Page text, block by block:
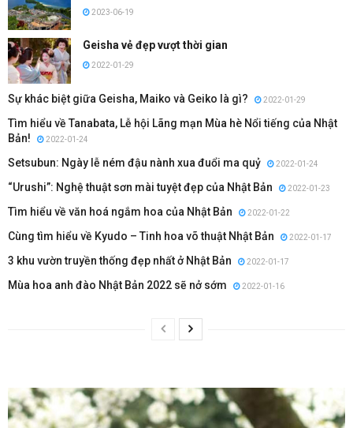
2023-06-19
Geisha vẻ đẹp vượt thời gian
2022-01-29
Sự khác biệt giữa Geisha, Maiko và Geiko là gì? 2022-01-29
Tìm hiểu về Tanabata, Lễ hội Lãng mạn Mùa hè Nổi tiếng của Nhật
Bản!
2022-01-24
Setsubun: Ngày lễ ném đậu nành xua đuổi ma quỷ 2022-01-24
“Urushi”: Nghệ thuật sơn mài tuyệt đẹp của Nhật Bản 2022-01-23
Tìm hiểu về văn hoá ngắm hoa của Nhật Bản 2022-01-22
Cùng tìm hiểu về Kyudo – Tinh hoa võ thuật Nhật Bản 2022-01-17
3 khu vườn truyền thống đẹp nhất ở Nhật Bản 2022-01-17
Mùa hoa anh đào Nhật Bản 2022 sẽ nở sớm 2022-01-16